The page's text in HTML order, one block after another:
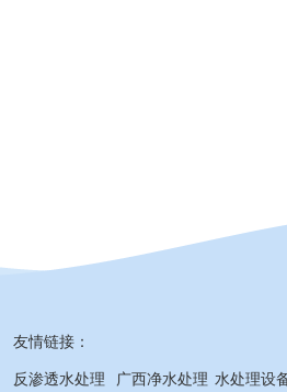
友情链接：
反渗透水处理 广西净水处理 水处理设